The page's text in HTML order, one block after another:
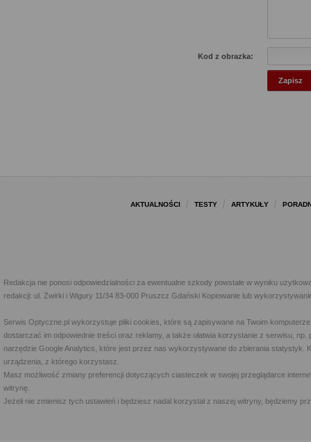
Kod z obrazka:
AKTUALNOŚCI TESTY ARTYKUŁY
Redakcja nie ponosi odpowiedzialności za ewentualne szkody powstałe w wyniku
redakcji: ul. Żwirki i Wigury 11/34 83-000 Pruszcz Gdański Kopiowanie lub
Serwis Optyczne.pl wykorzystuje pliki cookies, które są zapisywane na Twoim
dostarczać im odpowiednie treści oraz reklamy, a także ułatwia korzystanie z serwisu,
narzędzie Google Analytics, które jest przez nas wykorzystywane do zbierania statystyk.
urządzenia, z którego korzystasz.
Masz możliwość zmiany preferencji dotyczących ciasteczek w swojej przeglądarce
witrynę.
Jeżeli nie zmienisz tych ustawień i będziesz nadal korzystał z naszej witryny, będziemy